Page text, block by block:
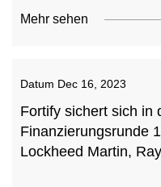
Mehr sehen
Datum Dec 16, 2023
Fortify sichert sich in
Finanzierungsrunde
Lockheed Martin,